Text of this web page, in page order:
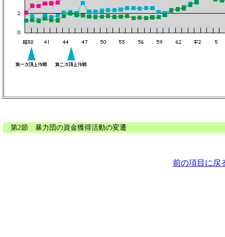
第2節 暴力団の資金獲得活動の変遷
前の項目に戻